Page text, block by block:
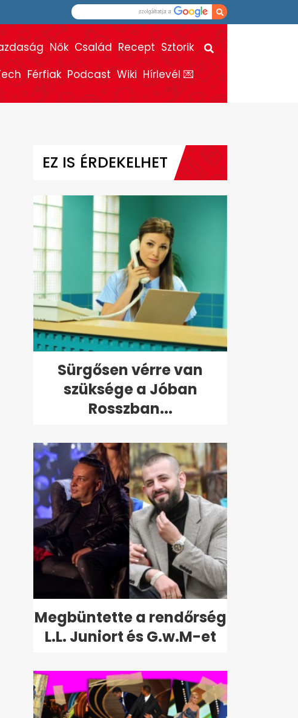
Nők Család Recept Sztorik
Férfiak Podcast Wiki Hírlevél 💌
EZ IS ÉRDEKELHET
Sürgősen vérre van
szüksége a Jóban
Rosszban...
Megbüntette a rendőrség
L.L. Juniort és G.w.M-et